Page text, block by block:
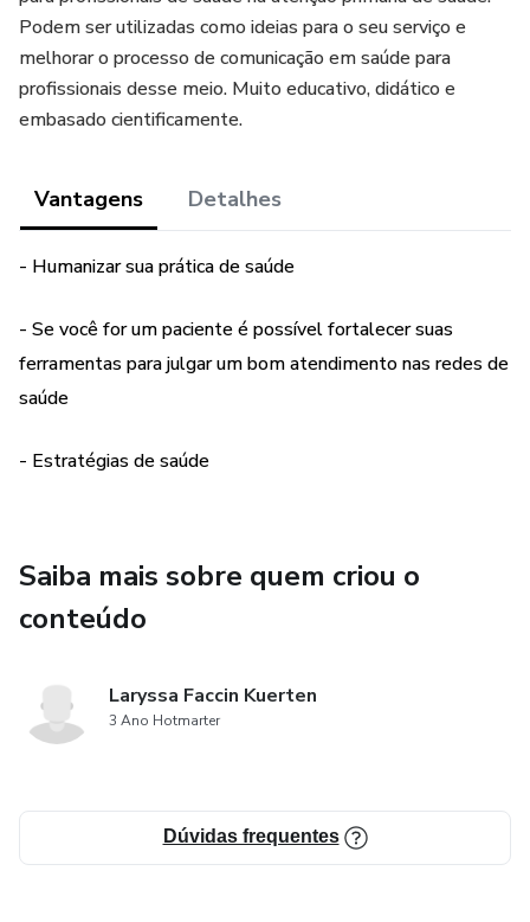
Podem ser utilizadas como ideias para o seu serviço e
melhorar o processo de comunicação em saúde para
profissionais desse meio. Muito educativo, didático e
embasado cientificamente.
Vantagens Detalhes
- Humanizar sua prática de saúde
- Se você for um paciente é possível fortalecer suas
ferramentas para julgar um bom atendimento nas redes de
saúde
- Estratégias de saúde
Saiba mais sobre quem criou o
conteúdo
Laryssa Faccin Kuerten
3 Ano Hotmarter
Dúvidas frequentes